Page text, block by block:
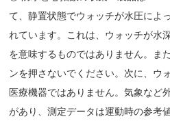
て、静置状態でウォッチが水圧によ
れています。これは、ウォッチが水
を意味するものではありません。ま
ンを押さないでください。次に、ウ
医療機器ではありません。気象など
があり、測定データは運動時の参考